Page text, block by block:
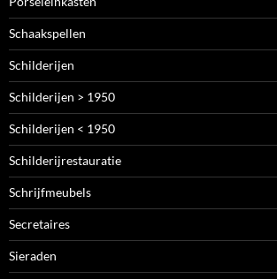
Schaakspellen
Schilderijen
Schilderijen > 1950
Schilderijen < 1950
Schilderijrestauratie
Schrijfmeubels
Secretaires
Sieraden